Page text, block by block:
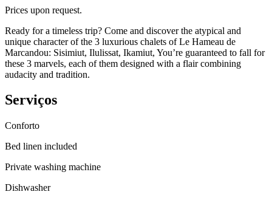
Prices upon request.
Ready for a timeless trip? Come and discover the atypical and
unique character of the 3 luxurious chalets of Le Hameau de
Marcandou: Sisimiut, Ilulissat, Ikamiut, You’re guaranteed to fall for
these 3 marvels, each of them designed with a flair combining
audacity and tradition.
Serviços
Conforto
Bed linen included
Private washing machine
Dishwasher